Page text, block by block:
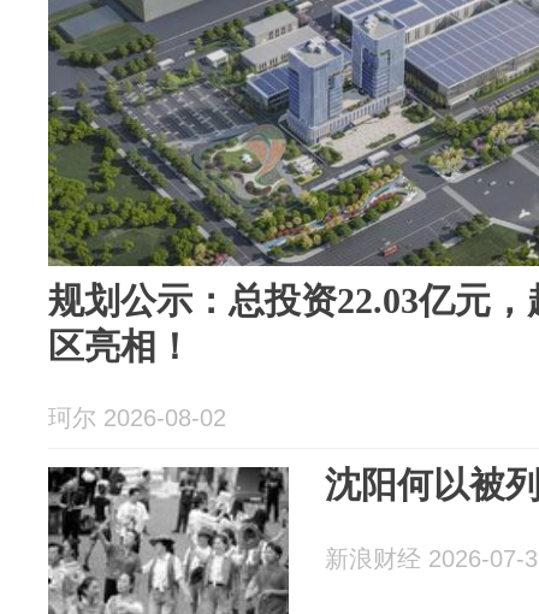
规划公示：总投资22.03亿元
区亮相！
珂尔 2026-08-02
沈阳何以被
新浪财经 2026-07-